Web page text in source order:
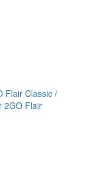
Flair Classic /
2GO Flair